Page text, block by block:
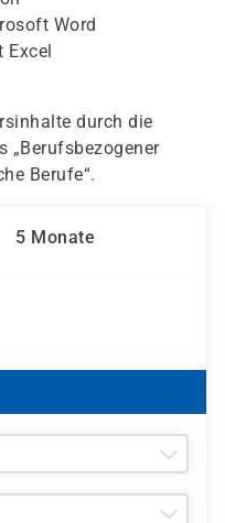
Word
Excel
durch die
„Berufsbezogener
Berufe“.
5 Monate